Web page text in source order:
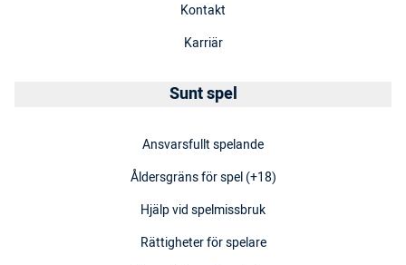
Kontakt
Karriär
Sunt spel
Ansvarsfullt spelande
Åldersgräns för spel (+18)
Hjälp vid spelmissbruk
Rättigheter för spelare